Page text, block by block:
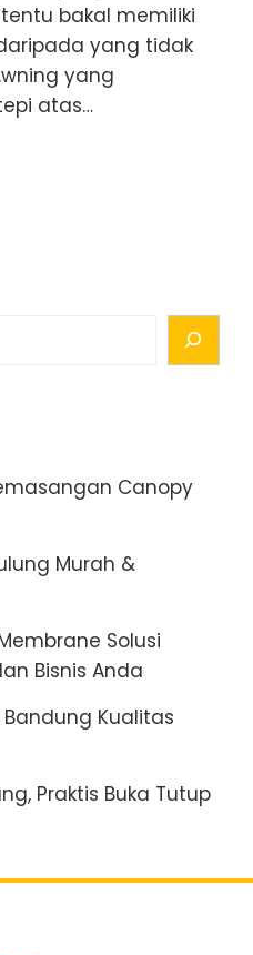
bakal memiliki
yang tidak
yang
atas…
Canopy
Murah &
Solusi
Bisnis Anda
Kualitas
Praktis Buka Tutup